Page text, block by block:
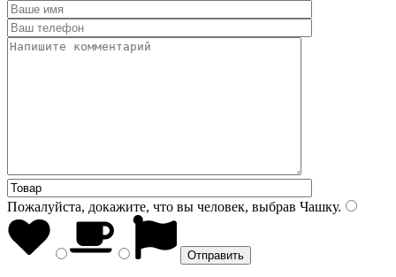
Пожалуйста, докажите, что вы человек, выбрав Чашку.